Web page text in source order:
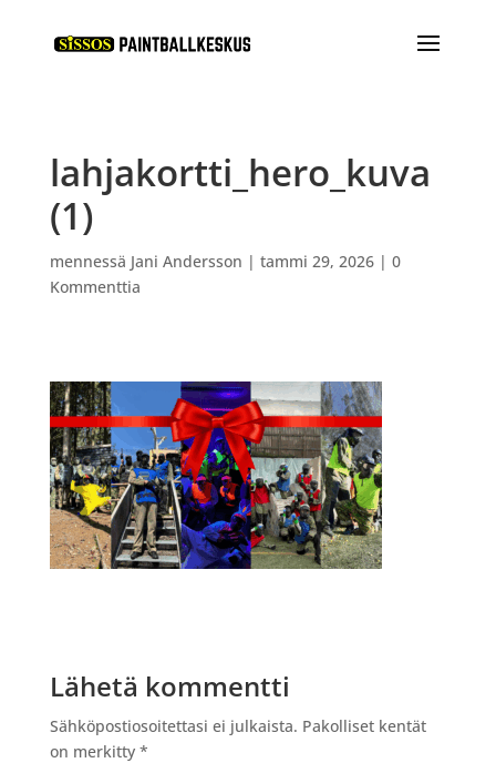
lahjakortti_hero_kuva
(1)
mennessä Jani Andersson | tammi 29, 2026| 0
Kommenttia
Lähetä kommentti
Sähköpostiosoitettasi ei julkaista. Pakolliset kentät
on merkitty *